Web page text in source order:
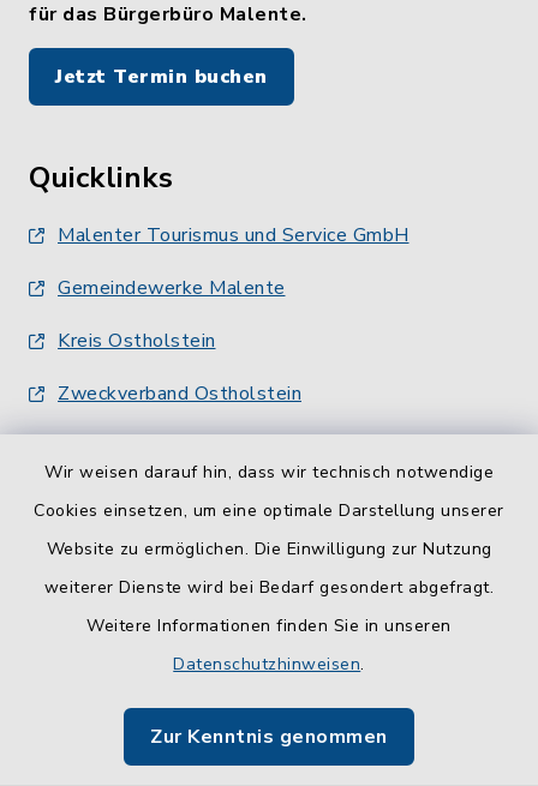
Wir weisen darauf hin, dass wir technisch notwendige
Cookies einsetzen, um eine optimale Darstellung unserer
Website zu ermöglichen. Die Einwilligung zur Nutzung
weiterer Dienste wird bei Bedarf gesondert abgefragt.
Weitere Informationen finden Sie in unseren
Datenschutzhinweisen.
Zur Kenntnis genommen
für das Bürgerbüro Malente.
Jetzt Termin buchen
Quicklinks
Malenter Tourismus und Service GmbH
Gemeindewerke Malente
Kreis Ostholstein
Zweckverband Ostholstein
Barrierefreiheit
Impressum